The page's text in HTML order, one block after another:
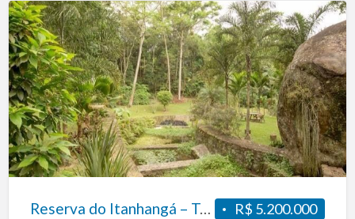
Reserva
do
Itanhangá
–
Terreno
de
5401m2
R$ 5.200.000
Reserva do Itanhangá – Terreno de 5401m2